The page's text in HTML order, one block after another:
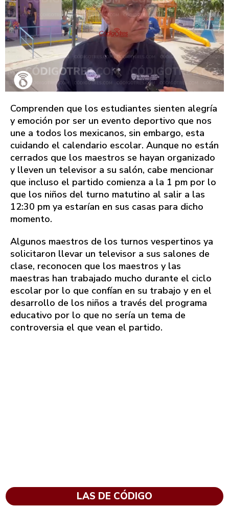
Comprenden que los estudiantes sienten alegría
y emoción por ser un evento deportivo que nos
une a todos los mexicanos, sin embargo, esta
cuidando el calendario escolar. Aunque no están
cerrados que los maestros se hayan organizado
y lleven un televisor a su salón, cabe mencionar
que incluso el partido comienza a la 1 pm por lo
que los niños del turno matutino al salir a las
12:30 pm ya estarían en sus casas para dicho
momento.
Algunos maestros de los turnos vespertinos ya
solicitaron llevar un televisor a sus salones de
clase, reconocen que los maestros y las
maestras han trabajado mucho durante el ciclo
escolar por lo que confían en su trabajo y en el
desarrollo de los niños a través del programa
educativo por lo que no sería un tema de
controversia el que vean el partido.
LAS DE CÓDIGO